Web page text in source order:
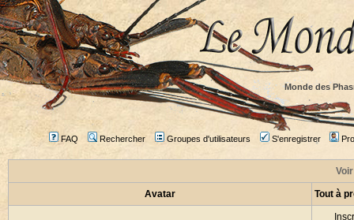
Monde des
FAQ Rechercher Groupes d'utilisateurs S'enregistrer
Avatar Tout à